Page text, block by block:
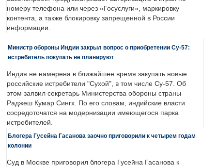
номеру телефона или через «Госуслуги», маркировку
контента, а также блокировку запрещенной в России
информации.
Министр обороны Индии закрыл вопрос о приобретении Су-57:
истребитель покупать не планируют
Индия не намерена в ближайшее время закупать новые
российские истребители "Сухой", в том числе Су-57. Об
этом заявил секретарь Министерства обороны страны
Раджеш Кумар Сингх. По его словам, индийские власти
сосредоточатся на модернизации имеющегося парка
истребителей.
Блогера Гусейна Гасанова заочно приговорили к четырем годам
колонии
Суд в Москве приговорил блогера Гусейна Гасанова к